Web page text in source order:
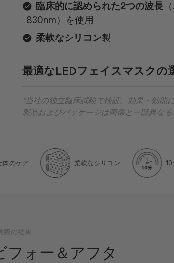
臨床的に認められた2つの波長
830nm）を使用
柔軟なシリコン製
最適なLEDフェイスマスクの
*当社の独立臨床試験で検証。効果・効能
製品およびパッケージは画像と一部異なる
ア 柔軟なシリコン 10分間
際の結果
フォー＆アフタ